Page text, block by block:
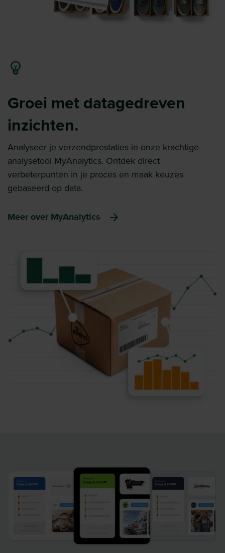
Groei met datagedreven
inzichten.
Analyseer je verzendprestaties in onze krachtige
analysetool MyAnalytics. Ontdek direct
verbeterpunten in je proces en maak keuzes
gebaseerd op data.
Meer over MyAnalytics